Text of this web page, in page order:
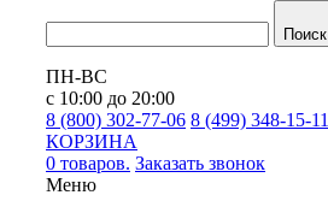
Поиск
ПН-ВС
с 10:00 до 20:00
8 (800) 302-77-06 8 (499) 348-15-11
КОРЗИНА
0 товаров. Заказать звонок
Меню